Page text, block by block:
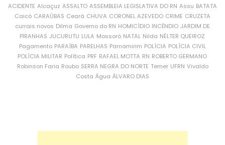
ACIDENTE Alcaçuz ASSALTO ASSEMBLEIA LEGISLATIVA DO RN Assu BATATA
Caicó CARAÚBAS Ceará CHUVA CORONEL AZEVEDO CRIME CRUZETA
currais novos Dilma Governo do RN HOMICÍDIO INCÊNDIO JARDIM DE
PIRANHAS JUCURUTU LULA Mossoró NATAL Nilda NÉLTER QUEIROZ
Pagamento PARAÍBA PARELHAS Parnamirim POLÍCIA POLÍCIA CIVIL
POLÍCIA MILITAR Política PRF RAFAEL MOTTA RN ROBERTO GERMANO
Robinson Faria Roubo SERRA NEGRA DO NORTE Temer UFRN Vivaldo
Costa Água ÁLVARO DIAS